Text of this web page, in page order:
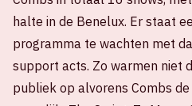
halte in de Benelux. Er staat
programma te wachten met
support acts. Zo warmen niet
publiek op alvorens Combs